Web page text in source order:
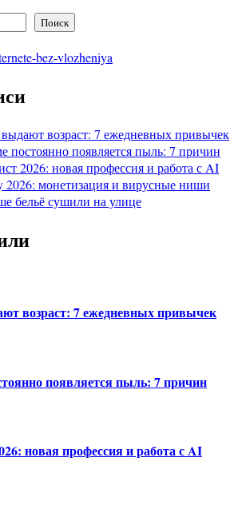
Поиск
возраст: 7 ежедневных привычек
постоянно появляется пыль: 7 причин
2026: новая профессия и работа с AI
2026: монетизация и вирусные ниши
бельё сушили на улице
возраст: 7 ежедневных привычек
появляется пыль: 7 причин
новая профессия и работа с AI